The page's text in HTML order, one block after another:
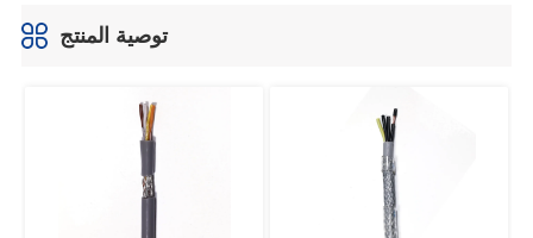
توصية المنتج